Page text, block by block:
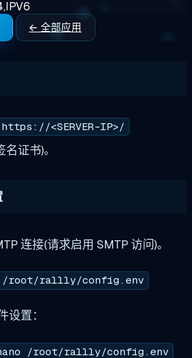
← 全部应用
https://<SERVER-IP>/
证书)。
连接(请求启用 SMTP 访问)。
/root/rallly/config.env
设置：
/root/rallly/config.env